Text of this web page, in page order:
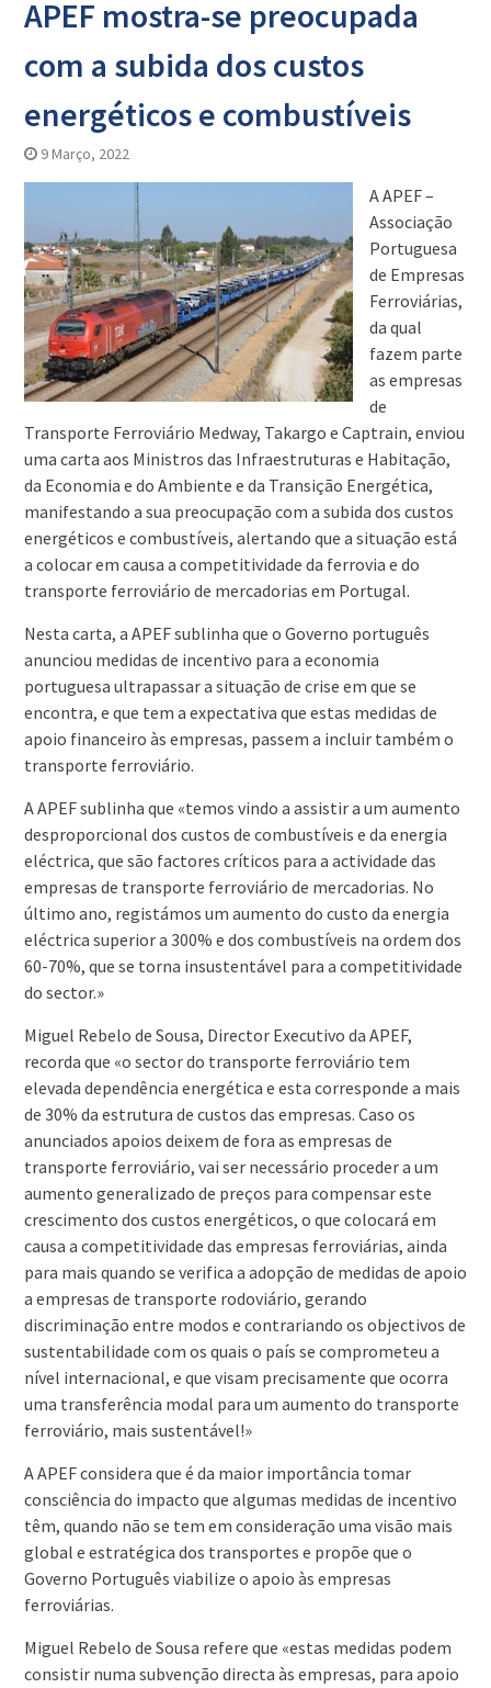
APEF mostra-se preocupada
com a subida dos custos
energéticos e combustíveis
9 Março, 2022
A APEF –
Associação
Portuguesa
de Empresas
Ferroviárias,
da qual
fazem parte
as empresas
de
Transporte Ferroviário Medway, Takargo e Captrain, enviou
uma carta aos Ministros das Infraestruturas e Habitação,
da Economia e do Ambiente e da Transição Energética,
manifestando a sua preocupação com a subida dos custos
energéticos e combustíveis, alertando que a situação está
a colocar em causa a competitividade da ferrovia e do
transporte ferroviário de mercadorias em Portugal.
Nesta carta, a APEF sublinha que o Governo português
anunciou medidas de incentivo para a economia
portuguesa ultrapassar a situação de crise em que se
encontra, e que tem a expectativa que estas medidas de
apoio financeiro às empresas, passem a incluir também o
transporte ferroviário.
A APEF sublinha que «temos vindo a assistir a um aumento
desproporcional dos custos de combustíveis e da energia
eléctrica, que são factores críticos para a actividade das
empresas de transporte ferroviário de mercadorias. No
último ano, registámos um aumento do custo da energia
eléctrica superior a 300% e dos combustíveis na ordem dos
60-70%, que se torna insustentável para a competitividade
do sector.»
Miguel Rebelo de Sousa, Director Executivo da APEF,
recorda que «o sector do transporte ferroviário tem
elevada dependência energética e esta corresponde a mais
de 30% da estrutura de custos das empresas. Caso os
anunciados apoios deixem de fora as empresas de
transporte ferroviário, vai ser necessário proceder a um
aumento generalizado de preços para compensar este
crescimento dos custos energéticos, o que colocará em
causa a competitividade das empresas ferroviárias, ainda
para mais quando se verifica a adopção de medidas de apoio
a empresas de transporte rodoviário, gerando
discriminação entre modos e contrariando os objectivos de
sustentabilidade com os quais o país se comprometeu a
nível internacional, e que visam precisamente que ocorra
uma transferência modal para um aumento do transporte
ferroviário, mais sustentável!»
A APEF considera que é da maior importância tomar
consciência do impacto que algumas medidas de incentivo
têm, quando não se tem em consideração uma visão mais
global e estratégica dos transportes e propõe que o
Governo Português viabilize o apoio às empresas
ferroviárias.
Miguel Rebelo de Sousa refere que «estas medidas podem
consistir numa subvenção directa às empresas, para apoio